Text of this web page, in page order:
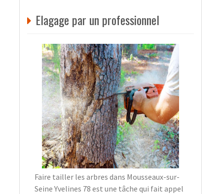
Elagage par un professionnel
Faire tailler les arbres dans Mousseaux-sur-
Seine Yvelines 78 est une tâche qui fait appel